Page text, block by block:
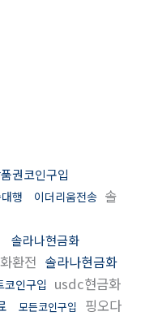
권코인구입
행 이더리움전송 솔
솔라나현금화
환전 솔라나현금화
코인구입 usdc현금화
모든코인구입
핑오다